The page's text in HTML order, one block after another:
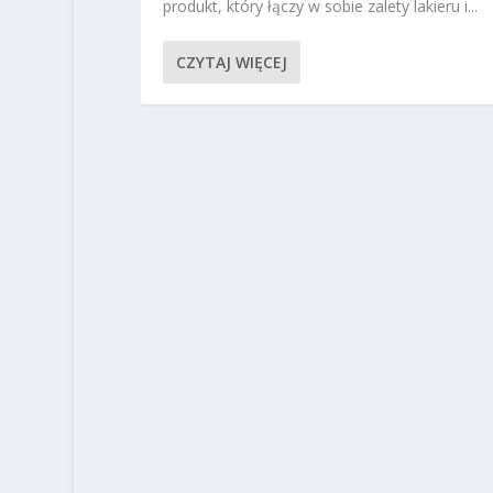
produkt, który łączy w sobie zalety lakieru i...
CZYTAJ WIĘCEJ